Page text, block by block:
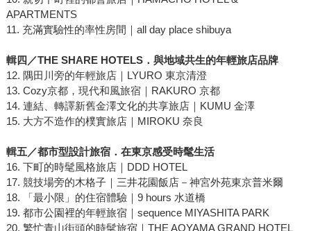
APARTMENTS
11. 充滿實驗性的率性房間｜all day place shibuya
輯四／THE SHARE HOTELS．與地域共生的年輕旅店品牌
12. 隅田川旁的年輕旅店｜LYURO 東京清澄
13. Cozy京都，現代和風旅宿｜RAKURO 京都
14. 連結、轉譯新舊金澤文化的共享旅店｜KUMU 金澤
15. 大方不造作的樸實旅店｜MIROKU 奈良
輯五／都市型設計旅宿．在東京感受時髦生活
16. 下町的時髦風格旅店｜DDD HOTEL
17. 競技場旁的木格子｜三井花園飯店－神宮外苑東京普米爾
18. 「最小限」的住宿體驗｜9 hours 水道橋
19. 都市公園裡的年輕旅宿｜sequence MIYASHITA PARK
20. 繁忙青山街頭的時髦旅宿｜THE AOYAMA GRAND HOTEL